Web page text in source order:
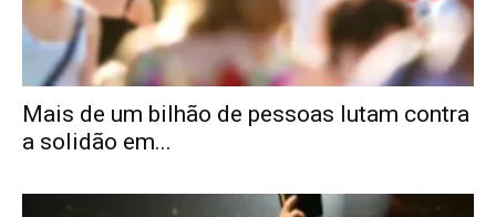
Mais de um bilhão de pessoas lutam contra
a solidão em...